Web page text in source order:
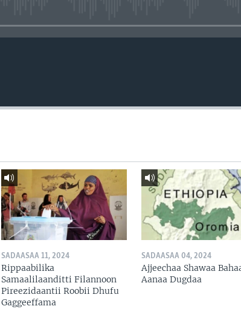
SADAASAA 11, 2024
Rippaabilika
Samaalilaanditti Filannoon
Pireezidaantii Roobii Dhufu
Gaggeeffama
SADAASAA 04, 2024
Ajjeechaa Shawaa
Aanaa Dugdaa